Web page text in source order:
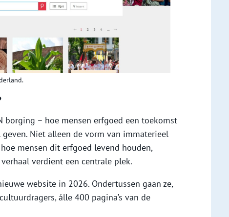
borging – hoe mensen erfgoed een toekomst
Niet alleen de vorm van immaterieel
mensen dit erfgoed levend houden,
verdient een centrale plek.
website in 2026. Ondertussen gaan ze,
álle 400 pagina’s van de